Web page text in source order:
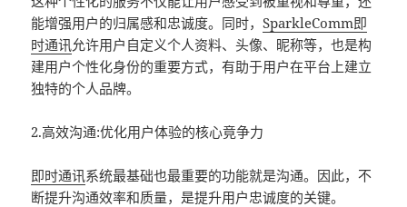
能增强用户的归属感和忠诚度。同时，SparkleComm即
时通讯允许用户自定义个人资料、头像、昵称等，也是构
建用户个性化身份的重要方式，有助于用户在平台上建立
独特的个人品牌。
2.高效沟通:优化用户体验的核心竟争力
即时通讯系统最基础也最重要的功能就是沟通。因此，不
断提升沟通效率和质量，是提升用户忠诚度的关键。